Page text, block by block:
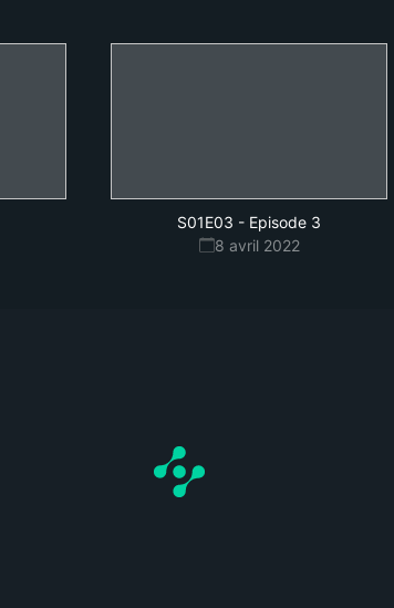
S01E03 - Episode 3
8 avril 2022